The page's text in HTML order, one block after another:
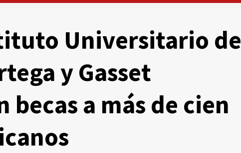
Universitario de
y Gasset
a más de cien